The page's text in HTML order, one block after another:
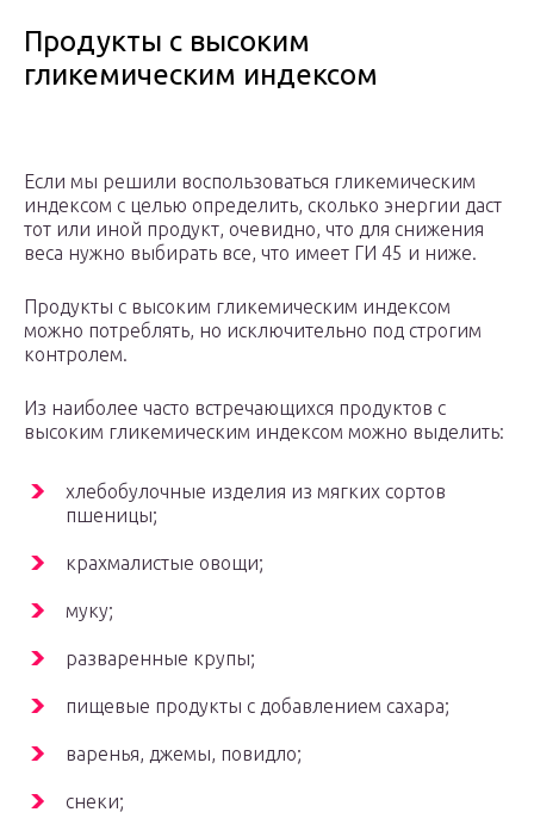
Продукты с высоким
гликемическим индексом
Если мы решили воспользоваться гликемическим
индексом с целью определить, сколько энергии даст
тот или иной продукт, очевидно, что для снижения
веса нужно выбирать все, что имеет ГИ 45 и ниже.
Продукты с высоким гликемическим индексом
можно потреблять, но исключительно под строгим
контролем.
Из наиболее часто встречающихся продуктов с
высоким гликемическим индексом можно выделить:
хлебобулочные изделия из мягких сортов
пшеницы;
крахмалистые овощи;
муку;
разваренные крупы;
пищевые продукты с добавлением сахара;
варенья, джемы, повидло;
снеки;